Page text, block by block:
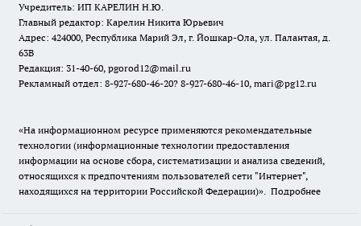
Учредитель: ИП КАРЕЛИН Н.Ю.
Главный редактор: Карелин Никита Юрьевич
Адрес: 424000, Республика Марий Эл, г. Йошкар-Ола, ул. Палантая, д.
63В
Редакция: 31-40-60, pgorod12@mail.ru
Рекламный отдел: 8-927-680-46-20? 8-927-680-46-10, mari@pg12.ru
«На информационном ресурсе применяются рекомендательные
технологии (информационные технологии предоставления
информации на основе сбора, систематизации и анализа сведений,
относящихся к предпочтениям пользователей сети "Интернет",
находящихся на территории Российской Федерации)». Подробнее